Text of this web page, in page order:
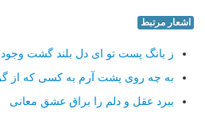
اشعار مرتبط
ز بانگ پست تو ای دل بلند گشت وجود
به چه روی پشت آرم به كسی كه از
ببرد عقل و دلم را براق عشق معانی